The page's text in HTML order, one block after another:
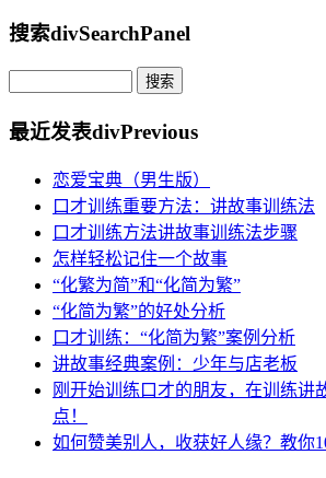
搜索divSearchPanel
最近发表divPrevious
恋爱宝典（男生版）
口才训练重要方法：讲故事训练法
口才训练方法讲故事训练法步骤
怎样轻松记住一个故事
“化繁为简”和“化简为繁”
“化简为繁”的好处分析
口才训练：“化简为繁”案例分析
讲故事经典案例：少年与店老板
刚开始训练口才的朋友，在训练讲
点！
如何赞美别人，收获好人缘？教你